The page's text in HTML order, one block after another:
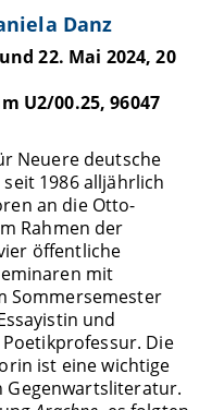
Danz
22. Mai 2024, 20
U2/00.25, 96047
Neuere deutsche
1986 alljährlich
an die Otto-
Rahmen der
öffentliche
mit
Sommersemester
und
Die
ist eine wichtige
Gegenwartsliteratur.